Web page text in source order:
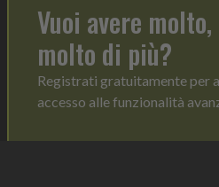
Vuoi avere molto,
molto di più?
Registrati gratuitamente per
accesso alle funzionalità